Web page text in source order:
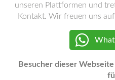
unseren Plattformen und
Kontakt. Wir freuen uns
Besucher dieser